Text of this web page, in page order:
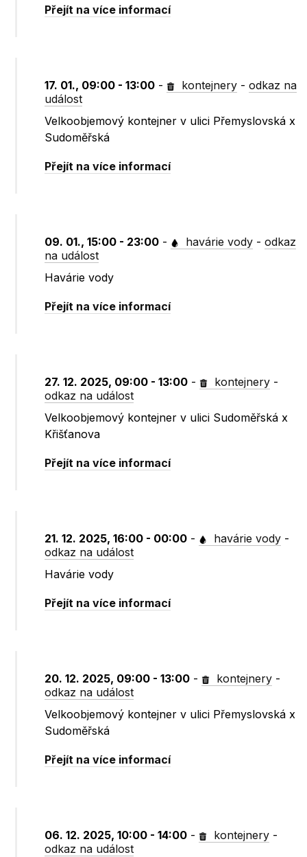
Přejít na více informací
17. 01., 09:00 - 13:00 - kontejnery -odkaz na
událost
Velkoobjemový kontejner v ulici Přemyslovská x
Sudoměřská
Přejít na více informací
09. 01., 15:00 - 23:00 - havárie vody -odkaz
na událost
Havárie vody
Přejít na více informací
27. 12. 2025, 09:00 - 13:00 - kontejnery -
odkaz na událost
Velkoobjemový kontejner v ulici Sudoměřská x
Křišťanova
Přejít na více informací
21. 12. 2025, 16:00 - 00:00 - havárie vody -
odkaz na událost
Havárie vody
Přejít na více informací
20. 12. 2025, 09:00 - 13:00 - kontejnery -
odkaz na událost
Velkoobjemový kontejner v ulici Přemyslovská x
Sudoměřská
Přejít na více informací
06. 12. 2025, 10:00 - 14:00 - kontejnery -
odkaz na událost